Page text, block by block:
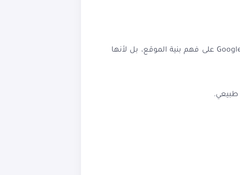
. ليس فقط لأنها تساعد Google على فهم بنية الموقع، بل لأنها
طبيعي.